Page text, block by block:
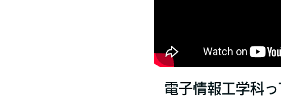
電子情報工学科っ